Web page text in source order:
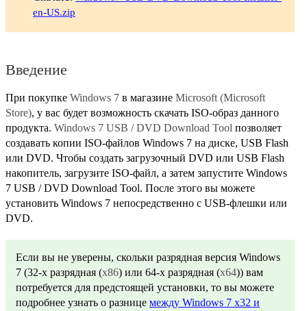
en-US.zip
Введение
При покупке Windows 7 в магазине Microsoft (Microsoft
Store), у вас будет возможность скачать ISO-образ данного
продукта. Windows 7 USB / DVD Download Tool позволяет
создавать копии ISO-файлов Windows 7 на диске, USB Flash
или DVD. Чтобы создать загрузочный DVD или USB Flash
накопитель, загрузите ISO-файл, а затем запустите Windows
7 USB / DVD Download Tool. После этого вы можете
установить Windows 7 непосредственно с USB-флешки или
DVD.
Если вы не уверены, скольки разрядная версия Windows
7 (32-х разрядная (x86) или 64-х разрядная (x64)) вам
потребуется для предстоящей установки, то вы можете
подробнее узнать о разнице между Windows 7 x32 и